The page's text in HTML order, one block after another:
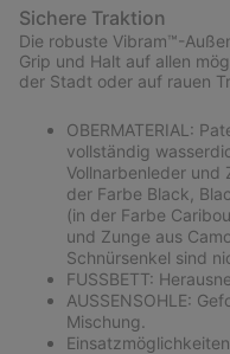
Sichere Traktion
Die robuste Vibram™-
Grip und Halt auf allen
der Stadt oder auf rauen
OBERMATERIAL:
vollständig
Vollnarbenleder und
der Farbe Black,
(in der Farbe
und Zunge aus
Schnürsenkel sind
FUSSBETT:
AUSSENSOHLE:
Mischung.